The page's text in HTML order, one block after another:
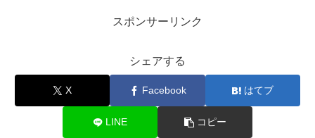
スポンサーリンク
シェアする
X Facebook はてブ
LINE コピー